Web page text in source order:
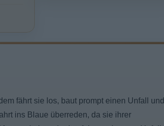
fährt sie los, baut prompt einen Unfall und
ins Blaue überreden, da sie ihrer